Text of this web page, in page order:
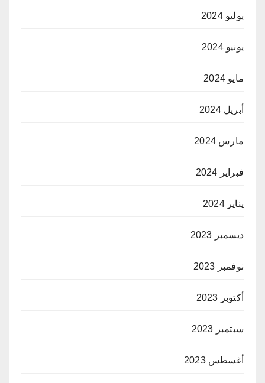
يوليو 2024
يونيو 2024
مايو 2024
أبريل 2024
مارس 2024
فبراير 2024
يناير 2024
ديسمبر 2023
نوفمبر 2023
أكتوبر 2023
سبتمبر 2023
أغسطس 2023